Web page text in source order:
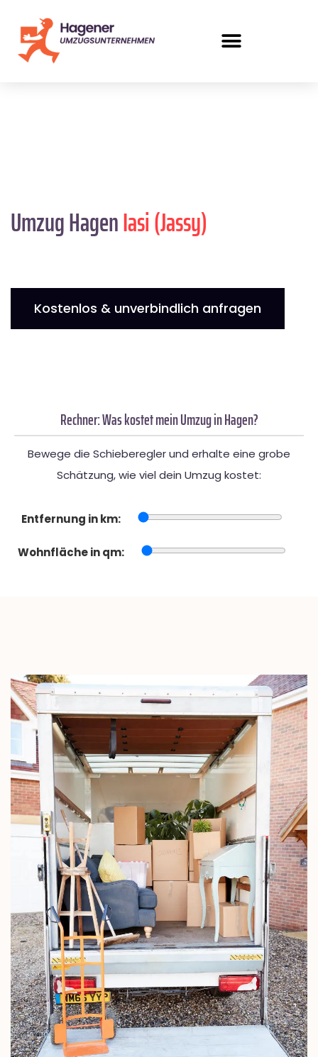
Umzug HagenIasi (Jassy)
Kostenlos & unverbindlich anfragen
Rechner: Was kostet mein Umzug in Hagen?
Bewege die Schieberegler und erhalte eine grobe
Schätzung, wie viel dein Umzug kostet:
Entfernung in km:
Wohnfläche in qm: